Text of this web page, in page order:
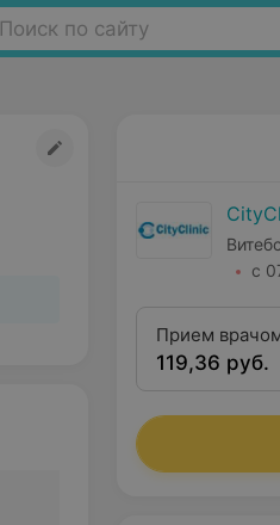
Поиск по сайту
с
Прием
выездом на
119,36 руб.